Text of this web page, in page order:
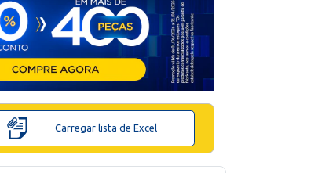
Carregar lista de Excel